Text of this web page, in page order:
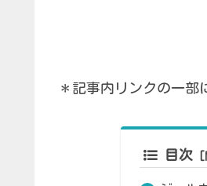
＊記事内リンクの一部
目次